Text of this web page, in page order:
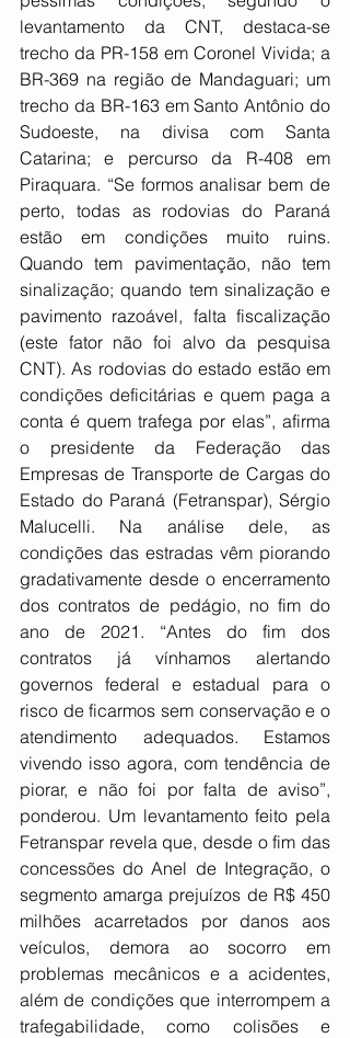
levantamento da CNT, destaca-se
trecho da PR-158 em Coronel Vivida; a
BR-369 na região de Mandaguari; um
trecho da BR-163 em Santo Antônio do
Sudoeste, na divisa com Santa
Catarina; e percurso da R-408 em
Piraquara. “Se formos analisar bem de
perto, todas as rodovias do Paraná
estão em condições muito ruins.
Quando tem pavimentação, não tem
sinalização; quando tem sinalização e
pavimento razoável, falta fiscalização
(este fator não foi alvo da pesquisa
CNT). As rodovias do estado estão em
condições deficitárias e quem paga a
conta é quem trafega por elas”, afirma
o presidente da Federação das
Empresas de Transporte de Cargas do
Estado do Paraná (Fetranspar), Sérgio
Malucelli. Na análise dele, as
condições das estradas vêm piorando
gradativamente desde o encerramento
dos contratos de pedágio, no fim do
ano de 2021. “Antes do fim dos
contratos já vínhamos alertando
governos federal e estadual para o
risco de ficarmos sem conservação e o
atendimento adequados. Estamos
vivendo isso agora, com tendência de
piorar, e não foi por falta de aviso”,
ponderou. Um levantamento feito pela
Fetranspar revela que, desde o fim das
concessões do Anel de Integração, o
segmento amarga prejuízos de R$ 450
milhões acarretados por danos aos
veículos, demora ao socorro em
problemas mecânicos e a acidentes,
além de condições que interrompem a
trafegabilidade, como colisões e